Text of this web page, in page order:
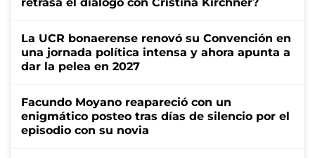
La UCR bonaerense renovó su Convención en
una jornada política intensa y ahora apunta a
dar la pelea en 2027
Facundo Moyano reapareció con un
enigmático posteo tras días de silencio por el
episodio con su novia